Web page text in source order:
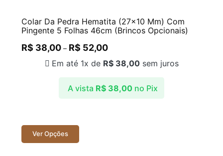
Colar Da Pedra Hematita (27×10 Mm) Com
Pingente 5 Folhas 46cm (Brincos Opcionais)
R$ 38,00 – R$ 52,00
A vista R$38,00 no Pix
Em até 1x de R$38,00sem juros
Ver Opções